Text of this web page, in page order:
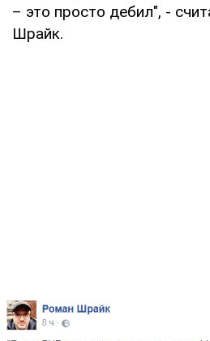
– это просто дебил", -
Шрайк.